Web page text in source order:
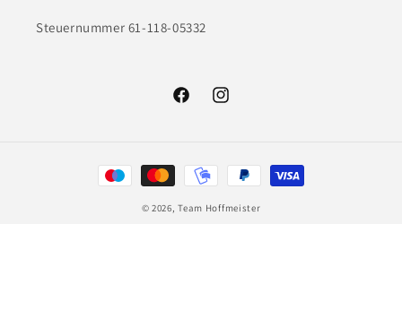
Steuernummer 61-118-05332
FacebookInstagram
Zahlungsmethoden
© 2026,Team Hoffmeister